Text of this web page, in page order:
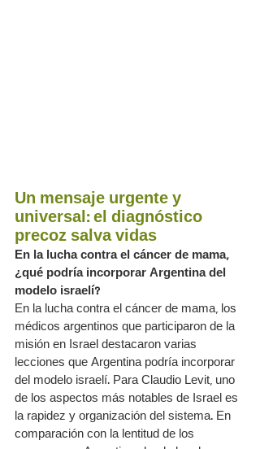
Un mensaje urgente y
universal: el diagnóstico
precoz salva vidas
En la lucha contra el cáncer de mama,
¿qué podría incorporar Argentina del
modelo israelí?
En la lucha contra el cáncer de mama, los
médicos argentinos que participaron de la
misión en Israel destacaron varias
lecciones que Argentina podría incorporar
del modelo israelí. Para Claudio Levit, uno
de los aspectos más notables de Israel es
la rapidez y organización del sistema. En
comparación con la lentitud de los